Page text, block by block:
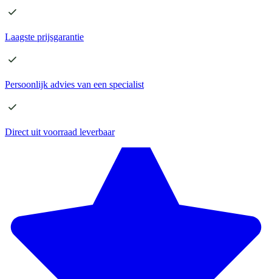
Laagste prijsgarantie
Persoonlijk advies van een specialist
Direct uit voorraad leverbaar